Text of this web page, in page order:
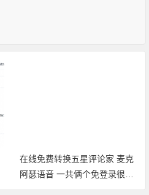
在线免费转换五星评论家 麦克
阿瑟语音 一共俩个免登录很好
用